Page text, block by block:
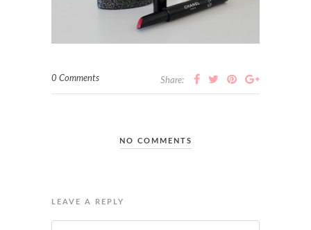
0 Comments Share:
NO COMMENTS
LEAVE A REPLY